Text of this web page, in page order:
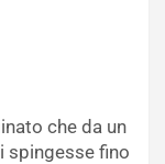
che da un
spingesse fino